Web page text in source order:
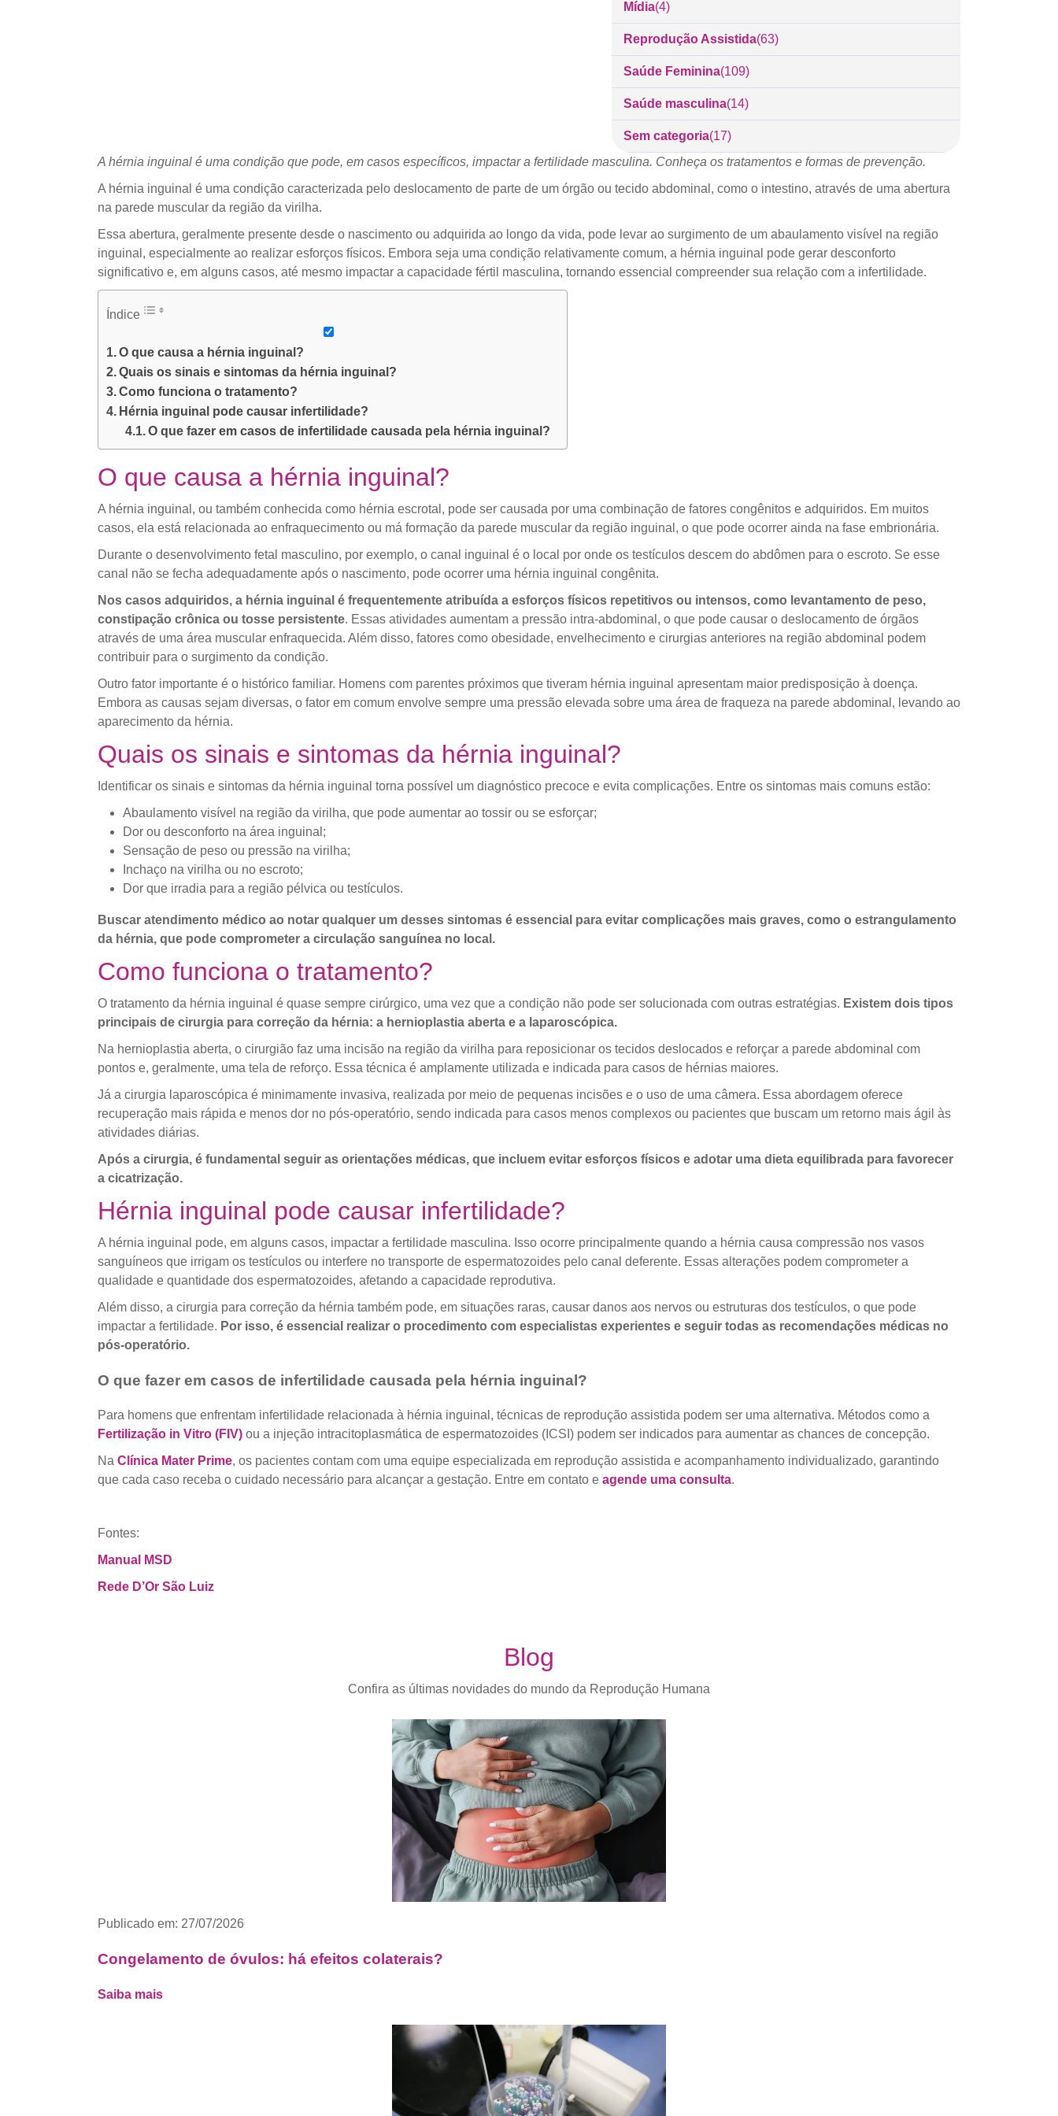
Mídia(4)
Reprodução Assistida(63)
Saúde Feminina(109)
Saúde masculina(14)
Sem categoria(17)
A hérnia inguinal é uma condição que pode, em casos específicos, impactar a fertilidade masculina. Conheça os tratamentos e formas de prevenção.
A hérnia inguinal é uma condição caracterizada pelo deslocamento de parte de um órgão ou tecido abdominal, como o intestino, através de uma abertura
na parede muscular da região da virilha.
Essa abertura, geralmente presente desde o nascimento ou adquirida ao longo da vida, pode levar ao surgimento de um abaulamento visível na região
inguinal, especialmente ao realizar esforços físicos. Embora seja uma condição relativamente comum, a hérnia inguinal pode gerar desconforto
significativo e, em alguns casos, até mesmo impactar a capacidade fértil masculina, tornando essencial compreender sua relação com a infertilidade.
Índice
O que causa a hérnia inguinal?
Quais os sinais e sintomas da hérnia inguinal?
Como funciona o tratamento?
Hérnia inguinal pode causar infertilidade?
O que fazer em casos de infertilidade causada pela hérnia inguinal?
O que causa a hérnia inguinal?
A hérnia inguinal, ou também conhecida como hérnia escrotal, pode ser causada por uma combinação de fatores congênitos e adquiridos. Em muitos
casos, ela está relacionada ao enfraquecimento ou má formação da parede muscular da região inguinal, o que pode ocorrer ainda na fase embrionária.
Durante o desenvolvimento fetal masculino, por exemplo, o canal inguinal é o local por onde os testículos descem do abdômen para o escroto. Se esse
canal não se fecha adequadamente após o nascimento, pode ocorrer uma hérnia inguinal congênita.
Nos casos adquiridos, a hérnia inguinal é frequentemente atribuída a esforços físicos repetitivos ou intensos, como levantamento de peso,
constipação crônica ou tosse persistente. Essas atividades aumentam a pressão intra-abdominal, o que pode causar o deslocamento de órgãos
através de uma área muscular enfraquecida. Além disso, fatores como obesidade, envelhecimento e cirurgias anteriores na região abdominal podem
contribuir para o surgimento da condição.
Outro fator importante é o histórico familiar. Homens com parentes próximos que tiveram hérnia inguinal apresentam maior predisposição à doença.
Embora as causas sejam diversas, o fator em comum envolve sempre uma pressão elevada sobre uma área de fraqueza na parede abdominal, levando ao
aparecimento da hérnia.
Quais os sinais e sintomas da hérnia inguinal?
Identificar os sinais e sintomas da hérnia inguinal torna possível um diagnóstico precoce e evita complicações. Entre os sintomas mais comuns estão:
Abaulamento visível na região da virilha, que pode aumentar ao tossir ou se esforçar;
Dor ou desconforto na área inguinal;
Sensação de peso ou pressão na virilha;
Inchaço na virilha ou no escroto;
Dor que irradia para a região pélvica ou testículos.
Buscar atendimento médico ao notar qualquer um desses sintomas é essencial para evitar complicações mais graves, como o estrangulamento
da hérnia, que pode comprometer a circulação sanguínea no local.
Como funciona o tratamento?
O tratamento da hérnia inguinal é quase sempre cirúrgico, uma vez que a condição não pode ser solucionada com outras estratégias. Existem dois tipos
principais de cirurgia para correção da hérnia: a hernioplastia aberta e a laparoscópica.
Na hernioplastia aberta, o cirurgião faz uma incisão na região da virilha para reposicionar os tecidos deslocados e reforçar a parede abdominal com
pontos e, geralmente, uma tela de reforço. Essa técnica é amplamente utilizada e indicada para casos de hérnias maiores.
Já a cirurgia laparoscópica é minimamente invasiva, realizada por meio de pequenas incisões e o uso de uma câmera. Essa abordagem oferece
recuperação mais rápida e menos dor no pós-operatório, sendo indicada para casos menos complexos ou pacientes que buscam um retorno mais ágil às
atividades diárias.
Após a cirurgia, é fundamental seguir as orientações médicas, que incluem evitar esforços físicos e adotar uma dieta equilibrada para favorecer
a cicatrização.
Hérnia inguinal pode causar infertilidade?
A hérnia inguinal pode, em alguns casos, impactar a fertilidade masculina. Isso ocorre principalmente quando a hérnia causa compressão nos vasos
sanguíneos que irrigam os testículos ou interfere no transporte de espermatozoides pelo canal deferente. Essas alterações podem comprometer a
qualidade e quantidade dos espermatozoides, afetando a capacidade reprodutiva.
Além disso, a cirurgia para correção da hérnia também pode, em situações raras, causar danos aos nervos ou estruturas dos testículos, o que pode
impactar a fertilidade. Por isso, é essencial realizar o procedimento com especialistas experientes e seguir todas as recomendações médicas no
pós-operatório.
O que fazer em casos de infertilidade causada pela hérnia inguinal?
Para homens que enfrentam infertilidade relacionada à hérnia inguinal, técnicas de reprodução assistida podem ser uma alternativa. Métodos como a
Fertilização in Vitro (FIV)ou a injeção intracitoplasmática de espermatozoides (ICSI) podem ser indicados para aumentar as chances de concepção.
Na Clínica Mater Prime, os pacientes contam com uma equipe especializada em reprodução assistida e acompanhamento individualizado, garantindo
que cada caso receba o cuidado necessário para alcançar a gestação. Entre em contato e agende uma consulta.
Fontes:
Manual MSD
Rede D’Or São Luiz
Blog
Confira as últimas novidades do mundo da Reprodução Humana
Publicado em: 27/07/2026
Congelamento de óvulos: há efeitos colaterais?
Saiba mais